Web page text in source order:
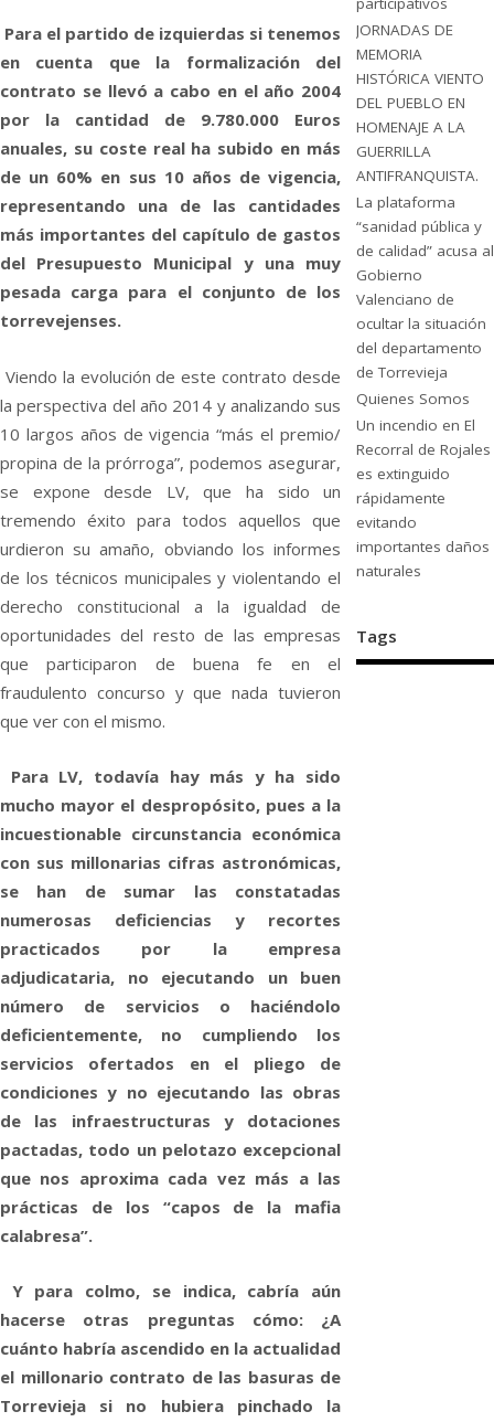
Para el partido de izquierdas si tenemos
en cuenta que la formalización del
contrato se llevó a cabo en el año 2004
por la cantidad de 9.780.000 Euros
anuales, su coste real ha subido en más
de un 60% en sus 10 años de vigencia,
representando una de las cantidades
más importantes del capítulo de gastos
del Presupuesto Municipal y una muy
pesada carga para el conjunto de los
torrevejenses.
Viendo la evolución de este contrato desde
la perspectiva del año 2014 y analizando sus
10 largos años de vigencia “más el premio/
propina de la prórroga”, podemos asegurar,
se expone desde LV, que ha sido un
tremendo éxito para todos aquellos que
urdieron su amaño, obviando los informes
de los técnicos municipales y violentando el
derecho constitucional a la igualdad de
oportunidades del resto de las empresas
que participaron de buena fe en el
fraudulento concurso y que nada tuvieron
que ver con el mismo.
Para LV, todavía hay más y ha sido
mucho mayor el despropósito, pues a la
incuestionable circunstancia económica
con sus millonarias cifras astronómicas,
se han de sumar las constatadas
numerosas deficiencias y recortes
practicados por la empresa
adjudicataria, no ejecutando un buen
número de servicios o haciéndolo
deficientemente, no cumpliendo los
servicios ofertados en el pliego de
condiciones y no ejecutando las obras
de las infraestructuras y dotaciones
pactadas, todo un pelotazo excepcional
que nos aproxima cada vez más a las
prácticas de los “capos de la mafia
calabresa”.
Y para colmo, se indica, cabría aún
hacerse otras preguntas cómo: ¿A
cuánto habría ascendido en la actualidad
el millonario contrato de las basuras de
Torrevieja si no hubiera pinchado la
JORNADAS DE
MEMORIA
HISTÓRICA VIENTO
DEL PUEBLO EN
HOMENAJE A LA
GUERRILLA
ANTIFRANQUISTA.
La plataforma
“sanidad pública y
de calidad” acusa al
Gobierno
Valenciano de
ocultar la situación
del departamento
de Torrevieja
Quienes Somos
Un incendio en El
Recorral de Rojales
es extinguido
rápidamente
evitando
importantes daños
naturales
Tags